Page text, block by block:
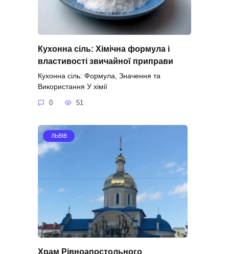
Кухонна сіль: Хімічна формула і
властивості звичайної приправи
Кухонна сіль: Формула, Значення та
Використання У хімії
0 51
ЛЬВІВ
Храм Рівноапостольного